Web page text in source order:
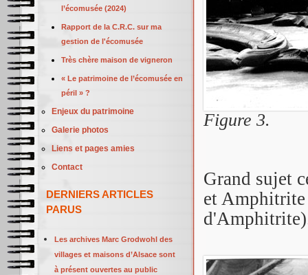
Figure 3.
Grand sujet
et
l’écomusée (2024)
Rapport de la C.R.C. sur ma
gestion de l'écomusée
Très chère maison de vigneron
« Le patrimoine de l’écomusée en
péril » ?
Enjeux du patrimoine
Galerie photos
Liens et pages amies
Contact
DERNIERS ARTICLES
PARUS
Les archives Marc Grodwohl des
villages et maisons d’Alsace sont
à présent ouvertes au public